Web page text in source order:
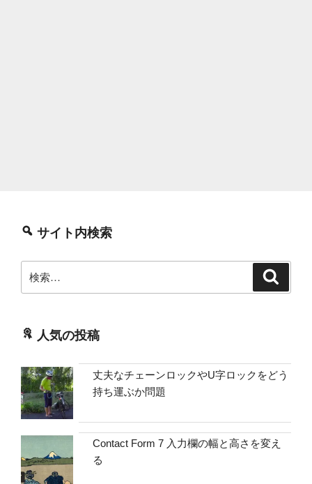
サイト内検索
索:
人気の投稿
丈夫なチェーンロックやU字ロックをどう
持ち運ぶか問題
Contact Form 7 入力欄の幅と高さを変え
る